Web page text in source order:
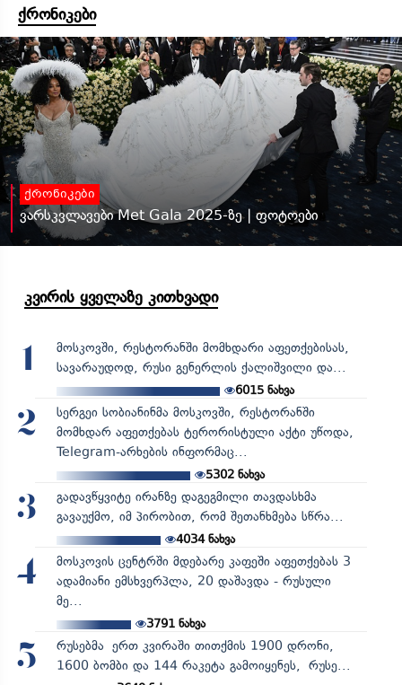
ქრონიკები
ქრონიკები
ვარსკვლავები Met Gala 2025-ზე | ფოტოები
კვირის ყველაზე კითხვადი
1
მოსკოვში, რესტორანში მომხდარი აფეთქებისას,
სავარაუდოდ, რუსი გენერლის ქალიშვილი და...
6015 ნახვა
2
სერგეი სობიანინმა მოსკოვში, რესტორანში
მომხდარ აფეთქებას ტერორისტული აქტი უწოდა,
Telegram-არხების ინფორმაც...
5302ნახვა
3
გადავწყვიტე ირანზე დაგეგმილი თავდასხმა
გავაუქმო, იმ პირობით, რომ შეთანხმება სწრა...
4034ნახვა
4
მოსკოვის ცენტრში მდებარე კაფეში აფეთქებას 3
ადამიანი ემსხვერპლა, 20 დაშავდა - რუსული
მე...
3791ნახვა
5
რუსებმა ერთ კვირაში თითქმის 1900 დრონი,
1600 ბომბი და 144 რაკეტა გამოიყენეს, რუსე...